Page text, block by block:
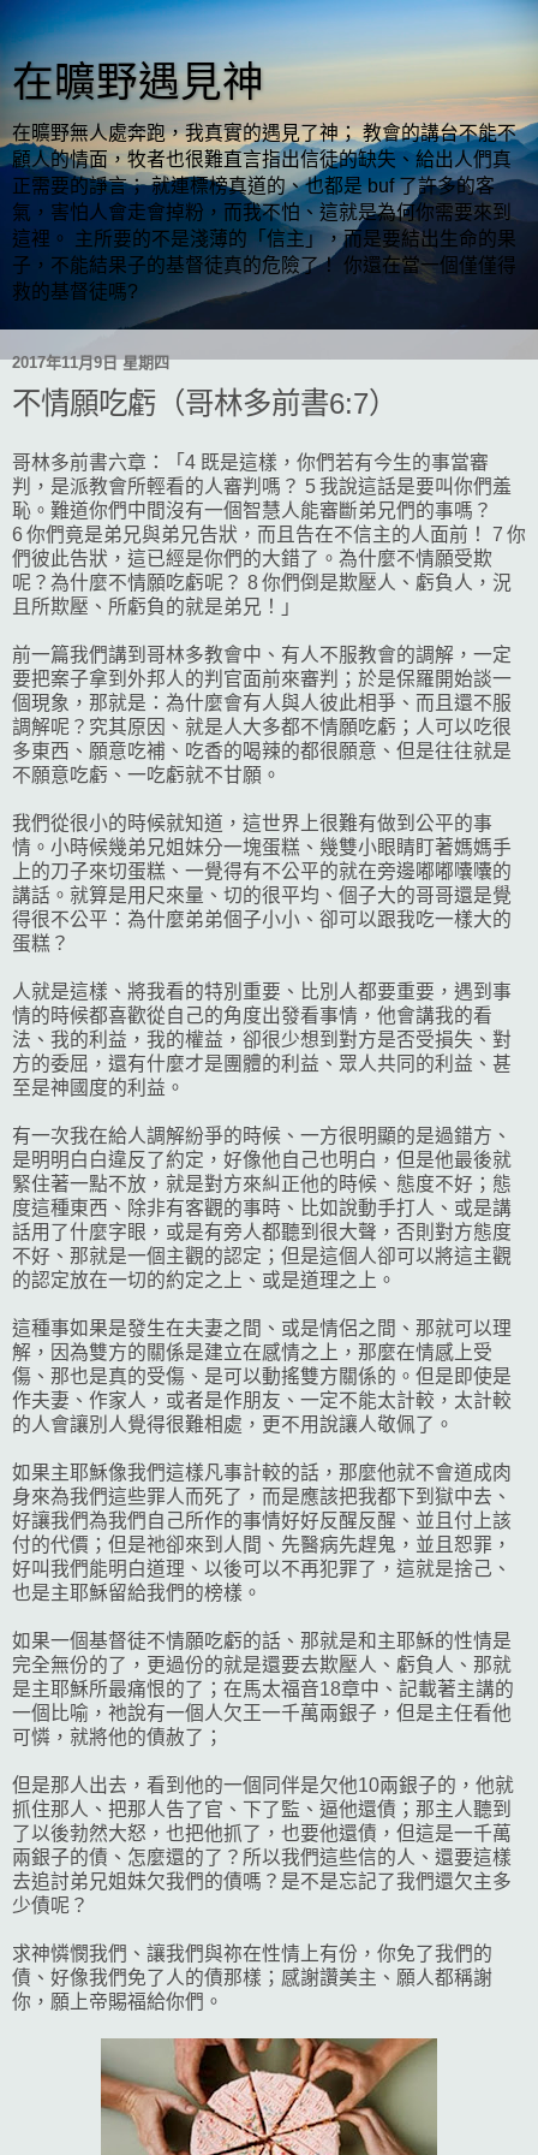
在曠野遇見神
在曠野無人處奔跑，我真實的遇見了神； 教會的講台不能不
顧人的情面，牧者也很難直言指出信徒的缺失、給出人們真
正需要的諍言； 就連標榜真道的、也都是 buf 了許多的客
氣，害怕人會走會掉粉，而我不怕、這就是為何你需要來到
這裡。 主所要的不是淺薄的「信主」，而是要結出生命的果
子，不能結果子的基督徒真的危險了！ 你還在當一個僅僅得
救的基督徒嗎?
2017年11月9日 星期四
不情願吃虧（哥林多前書6:7）
哥林多前書六章：「4 既是這樣，你們若有今生的事當審
判，是派教會所輕看的人審判嗎？ 5 我說這話是要叫你們羞
恥。難道你們中間沒有一個智慧人能審斷弟兄們的事嗎？
6 你們竟是弟兄與弟兄告狀，而且告在不信主的人面前！ 7 你
們彼此告狀，這已經是你們的大錯了。為什麼不情願受欺
呢？為什麼不情願吃虧呢？ 8 你們倒是欺壓人、虧負人，況
且所欺壓、所虧負的就是弟兄！」
前一篇我們講到哥林多教會中、有人不服教會的調解，一定
要把案子拿到外邦人的判官面前來審判；於是保羅開始談一
個現象，那就是：為什麼會有人與人彼此相爭、而且還不服
調解呢？究其原因、就是人大多都不情願吃虧；人可以吃很
多東西、願意吃補、吃香的喝辣的都很願意、但是往往就是
不願意吃虧、一吃虧就不甘願。
我們從很小的時候就知道，這世界上很難有做到公平的事
情。小時候幾弟兄姐妹分一塊蛋糕、幾雙小眼睛盯著媽媽手
上的刀子來切蛋糕、一覺得有不公平的就在旁邊嘟嘟囔囔的
講話。就算是用尺來量、切的很平均、個子大的哥哥還是覺
得很不公平：為什麼弟弟個子小小、卻可以跟我吃一樣大的
蛋糕？
人就是這樣、將我看的特別重要、比別人都要重要，遇到事
情的時候都喜歡從自己的角度出發看事情，他會講我的看
法、我的利益，我的權益，卻很少想到對方是否受損失、對
方的委屈，還有什麼才是團體的利益、眾人共同的利益、甚
至是神國度的利益。
有一次我在給人調解紛爭的時候、一方很明顯的是過錯方、
是明明白白違反了約定，好像他自己也明白，但是他最後就
緊住著一點不放，就是對方來糾正他的時候、態度不好；態
度這種東西、除非有客觀的事時、比如說動手打人、或是講
話用了什麼字眼，或是有旁人都聽到很大聲，否則對方態度
不好、那就是一個主觀的認定；但是這個人卻可以將這主觀
的認定放在一切的約定之上、或是道理之上。
這種事如果是發生在夫妻之間、或是情侶之間、那就可以理
解，因為雙方的關係是建立在感情之上，那麼在情感上受
傷、那也是真的受傷、是可以動搖雙方關係的。但是即使是
作夫妻、作家人，或者是作朋友、一定不能太計較，太計較
的人會讓別人覺得很難相處，更不用說讓人敬佩了。
如果主耶穌像我們這樣凡事計較的話，那麼他就不會道成肉
身來為我們這些罪人而死了，而是應該把我都下到獄中去、
好讓我們為我們自己所作的事情好好反醒反醒、並且付上該
付的代價；但是祂卻來到人間、先醫病先趕鬼，並且恕罪，
好叫我們能明白道理、以後可以不再犯罪了，這就是捨己、
也是主耶穌留給我們的榜樣。
如果一個基督徒不情願吃虧的話、那就是和主耶穌的性情是
完全無份的了，更過份的就是還要去欺壓人、虧負人、那就
是主耶穌所最痛恨的了；在馬太福音18章中、記載著主講的
一個比喻，祂說有一個人欠王一千萬兩銀子，但是主任看他
可憐，就將他的債赦了；
但是那人出去，看到他的一個同伴是欠他10兩銀子的，他就
抓住那人、把那人告了官、下了監、逼他還債；那主人聽到
了以後勃然大怒，也把他抓了，也要他還債，但這是一千萬
兩銀子的債、怎麼還的了？所以我們這些信的人、還要這樣
去追討弟兄姐妹欠我們的債嗎？是不是忘記了我們還欠主多
少債呢？
求神憐憫我們、讓我們與祢在性情上有份，你免了我們的
債、好像我們免了人的債那樣；感謝讚美主、願人都稱謝
你，願上帝賜福給你們。